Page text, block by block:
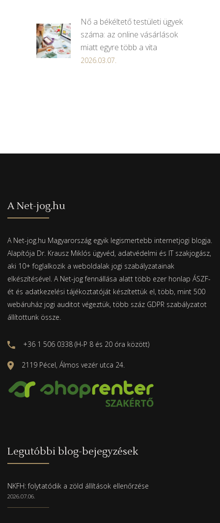
Nő a békéltető testületi ügyek
száma: az online vásárlások
miatt egyre több a vita
2026.03.07.
A Net-jog.hu
A Net-jog.hu Magyarország egyik legismertebb internetjogi blogja.
Alapítója Dr. Krausz Miklós ügyvéd, adatvédelmi és IT szakjogász,
aki 10+ foglalkozik a weboldalak jogi szabályzatainak
elkészítésével. A Net-jog fennállása alatt több ezer honlap ÁSZF-
ét és adatkezelési tájékoztatóját készítettük el, több, mint 500
webáruház jogi auditot végeztük, több száz GDPR szabályzatot
állítottunk össze.
+36 1 506 0338 (H-P 8 és 20 óra között)
2119 Pécel, Álmos vezér utca 24.
Legutóbbi blog-bejegyzések
NKFH: folytatódik a zöld állítások ellenőrzése
2026.07.06.